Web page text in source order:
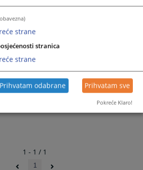
1 - 1 / 1
1
strane
stranica
strane
Prihvatam odabrane Prihvatam sve
Pokreće Klaro!